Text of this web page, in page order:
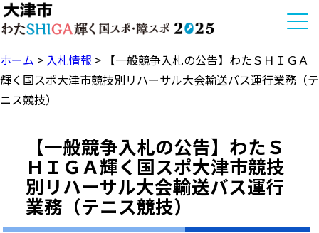
ホーム > 入札情報 > 【一般競争入札の公告】わたＳＨＩＧＡ
輝く国スポ大津市競技別リハーサル大会輸送バス運行業務（テ
ニス競技）
【一般競争入札の公告】わたＳ
ＨＩＧＡ輝く国スポ大津市競技
別リハーサル大会輸送バス運行
業務（テニス競技）